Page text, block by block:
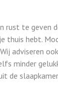
rust te geven
thuis hebt.
adviseren
minder
de